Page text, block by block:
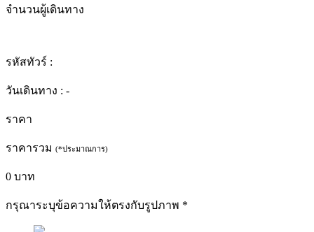
จำนวนผู้เดินทาง
รหัสทัวร์ :
วันเดินทาง : -
ราคา
ราคารวม (*ประมาณการ)
0 บาท
กรุณาระบุข้อความให้ตรงกับรูปภาพ *